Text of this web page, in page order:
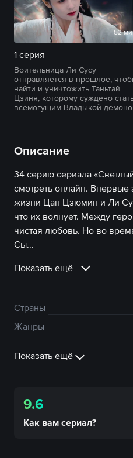
52
1 серия
Воительница Ли Сусу
отправляется в прошлое,
найти и уничтожить Таньтай
Цзиня, которому суждено
всемогущим Владыкой
Описание
34 серию сериала
смотреть онлайн.
жизни Цан Цзюмин и Ли
что их волнует. Между
чистая любовь. Но во
Сы...
Показать ещё
Страны
Жанры
Показать ещё
9.6
Как вам сериал?